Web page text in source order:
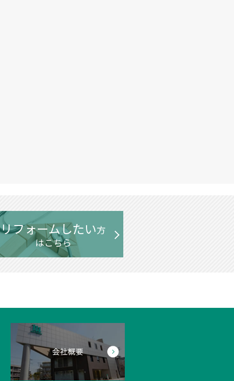
リフォームしたい方
はこちら